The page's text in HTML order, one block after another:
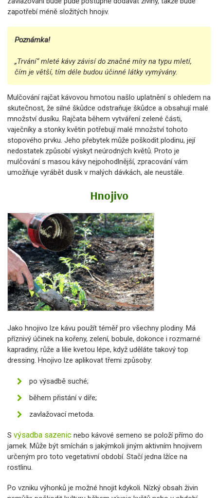
zapotřebí méně složitých hnojiv.
Poznámka!
„Trvání“ mleté ​​kávy závisí do značné míry na typu mletí,
čím je větší, tím déle budou účinné látky vymývány.
Mulčování rajčat kávovou hmotou našlo uplatnění s ohledem na
skutečnost, že silné škůdce odstraňuje škůdce a obsahují malé
množství dusíku. Rajčata během vytváření zelené části,
vaječníky a stonky květin potřebují malé množství tohoto
stopového prvku. Jeho přebytek může poškodit plodinu, její
nedostatek způsobí výskyt neúrodných květů. Proto je
mulčování s masou kávy nejpohodlnější, zpracování vám
umožňuje vyrábět dusík v malých dávkách, ale neustále.
Hnojivo
Jako hnojivo lze kávu použít téměř pro všechny plodiny. Má
příznivý účinek na kořeny, zelení, bobule, dokonce i rozmarné
kapradiny, růže a lilie kvetou lépe, když uděláte takový top
dressing. Hnojivo lze aplikovat třemi způsoby:
po výsadbě suché;
během přistání v díře;
zavlažovací metoda.
S výsadba sazenic nebo kávové semeno se položí přímo do
jamek. Může být smíchán s jakýmkoli jiným aktivním hnojivem
určeným pro toto vegetativní období. Stačí jedna lžíce na
rostlinu.
Po vzniku výhonků je možné hnojit kdykoli. Nízký obsah živin